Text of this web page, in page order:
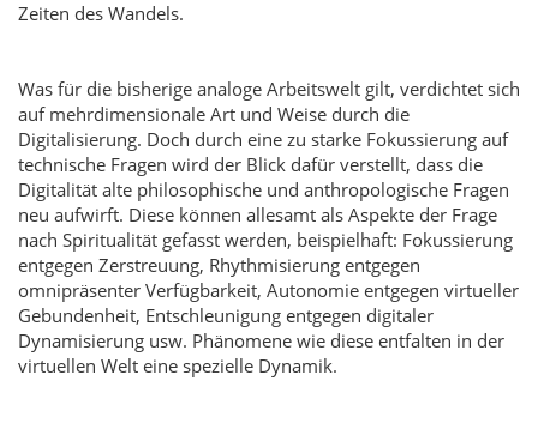
Zeiten des Wandels.
Was für die bisherige analoge Arbeitswelt gilt, verdichtet sich
auf mehrdimensionale Art und Weise durch die
Digitalisierung. Doch durch eine zu starke Fokussierung auf
technische Fragen wird der Blick dafür verstellt, dass die
Digitalität alte philosophische und anthropologische Fragen
neu aufwirft. Diese können allesamt als Aspekte der Frage
nach Spiritualität gefasst werden, beispielhaft: Fokussierung
entgegen Zerstreuung, Rhythmisierung entgegen
omnipräsenter Verfügbarkeit, Autonomie entgegen virtueller
Gebundenheit, Entschleunigung entgegen digitaler
Dynamisierung usw. Phänomene wie diese entfalten in der
virtuellen Welt eine spezielle Dynamik.